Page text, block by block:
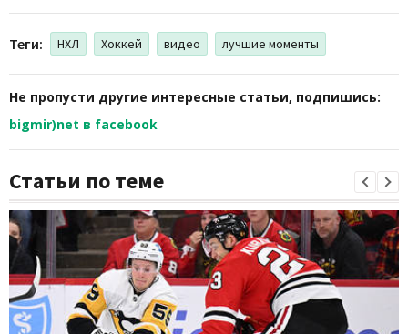
Теги: НХЛ Хоккей видео лучшие моменты
Не пропусти другие интересные статьи, подпишись:
bigmir)net в facebook
Статьи по теме